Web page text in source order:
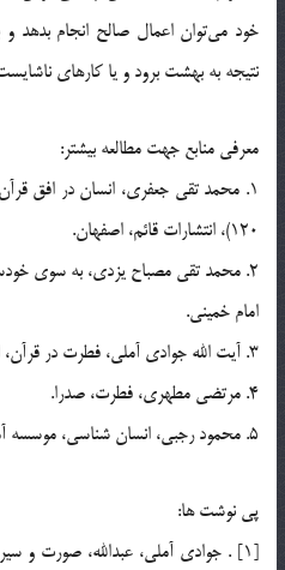
خود مي‌توان اعمال صالح انجام
نتيجه به بهشت برود و يا كارهاي
معرفي منابع جهت مطالعه بيشتر:
120)، انتشارات قائم، اصفهان.
2. محمد تقي مصباح يزدي، به سوي
امام خميني.
3. آيت الله جوادي آملي، فطرت در قرآن، اسراء.
4. مرتضي مطهري، فطرت، ‌صدرا.
5. محمود رجبي، انسان شناسي، موسسه آموزشي و پژوهشي امام خميني.
پي نوشت ها:
[1] . جوادي آملي، عبدالله، صورت و